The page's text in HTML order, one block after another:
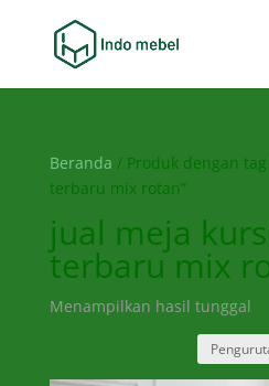
Beranda / Produk dengan
terbaru mix rotan”
jual meja
terbaru mix
Menampilkan hasil tunggal